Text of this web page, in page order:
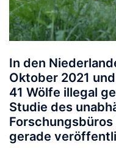
In den
Oktober 2021
41 Wölfe illegal
Studie des
gerade